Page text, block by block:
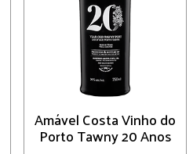
Amável Costa Vinho do
Porto Tawny 20 Anos